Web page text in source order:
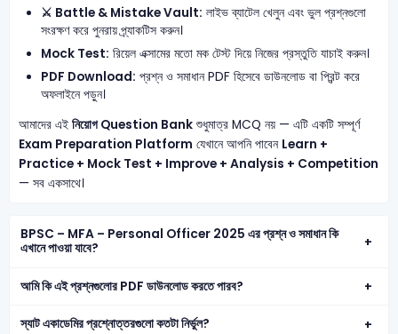
⚔️ Battle & Mistake Vault: লাইভ ব্যাটেল খেলুন এবং ভুল প্রশ্নগুলো
সংরক্ষণ করে পুনরায় প্র্যাকটিস করুন।
Mock Test: রিয়েল এক্সামের মতো মক টেস্ট দিয়ে নিজের প্রস্তুতি যাচাই করুন।
PDF Download: প্রশ্ন ও সমাধান PDF হিসেবে ডাউনলোড বা প্রিন্ট করে
অফলাইনে পড়ুন।
আমাদের এই নিয়োগ Question Bankশুধুমাত্র MCQ নয় — এটি একটি সম্পূর্ণ
Exam Preparation Platform যেখানে আপনি পাবেন Learn +
Practice + Mock Test + Improve + Analysis + Competition
— সব একসাথে।
BPSC – MFA – Personal Officer 2025 এর প্রশ্ন ও সমাধান কি
এখানে পাওয়া যাবে?
আমি কি এই প্রশ্নগুলোর PDF ডাউনলোড করতে পারব?
স্যাট একাডেমির প্রশ্নোত্তরগুলো কতটা নির্ভুল?